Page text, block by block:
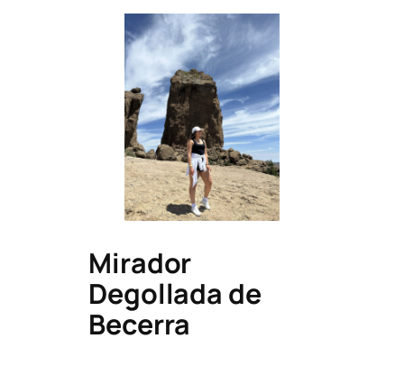
Mirador
Degollada de
Becerra